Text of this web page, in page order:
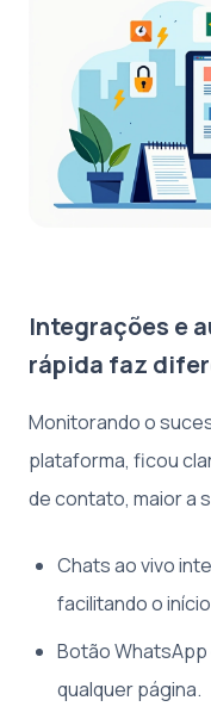
Integrações e
rápida faz
Monitorando o
plataforma, ficou
de contato, maior a
Chats ao vivo
facilitando o
Botão
qualquer página.